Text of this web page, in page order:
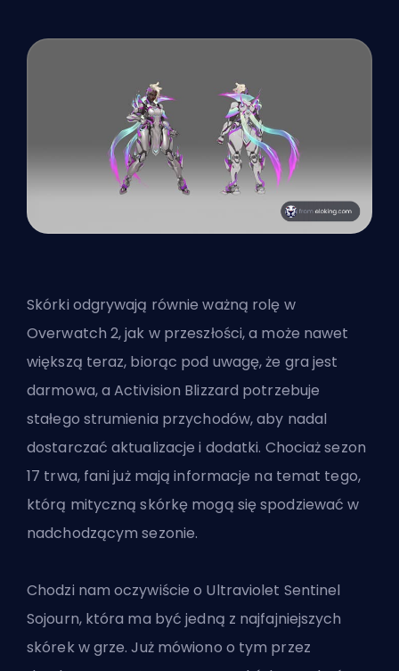
Skórki odgrywają równie ważną rolę w
Overwatch 2, jak w przeszłości, a może nawet
większą teraz, biorąc pod uwagę, że gra jest
darmowa, a Activision Blizzard potrzebuje
stałego strumienia przychodów, aby nadal
dostarczać aktualizacje i dodatki. Chociaż sezon
17 trwa, fani już mają informacje na temat tego,
którą mityczną skórkę mogą się spodziewać w
nadchodzącym sezonie.
Chodzi nam oczywiście o Ultraviolet Sentinel
Sojourn, która ma być jedną z najfajniejszych
skórek w grze. Już mówiono o tym przez